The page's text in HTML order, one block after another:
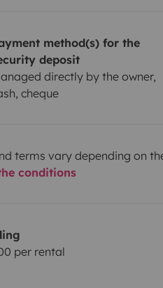
method(s) for the
deposit
directly by the owner,
cheque
terms vary depending on
conditions
per rental